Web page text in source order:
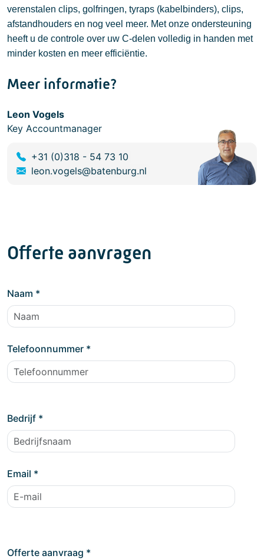
verenstalen clips, golfringen, tyraps (kabelbinders), clips,
afstandhouders en nog veel meer. Met onze ondersteuning
heeft u de controle over uw C-delen volledig in handen met
minder kosten en meer efficiëntie.
Meer informatie?
Leon Vogels
Key Accountmanager
+31 (0)318 - 54 73 10
leon.vogels@batenburg.nl
Offerte aanvragen
Naam *
Telefoonnummer *
Bedrijf *
Email *
Offerte aanvraag *